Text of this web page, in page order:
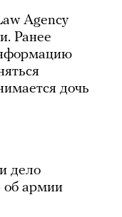
Agency
Ранее
дочь
дело
об армии